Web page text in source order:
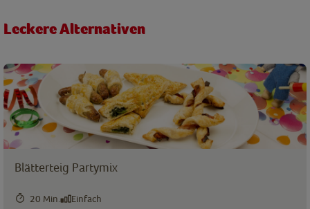
Leckere Alternativen
Blätterteig Partymix
20 Min. Einfach